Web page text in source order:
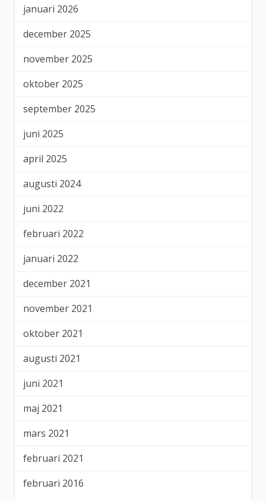
januari 2026
december 2025
november 2025
oktober 2025
september 2025
juni 2025
april 2025
augusti 2024
juni 2022
februari 2022
januari 2022
december 2021
november 2021
oktober 2021
augusti 2021
juni 2021
maj 2021
mars 2021
februari 2021
februari 2016